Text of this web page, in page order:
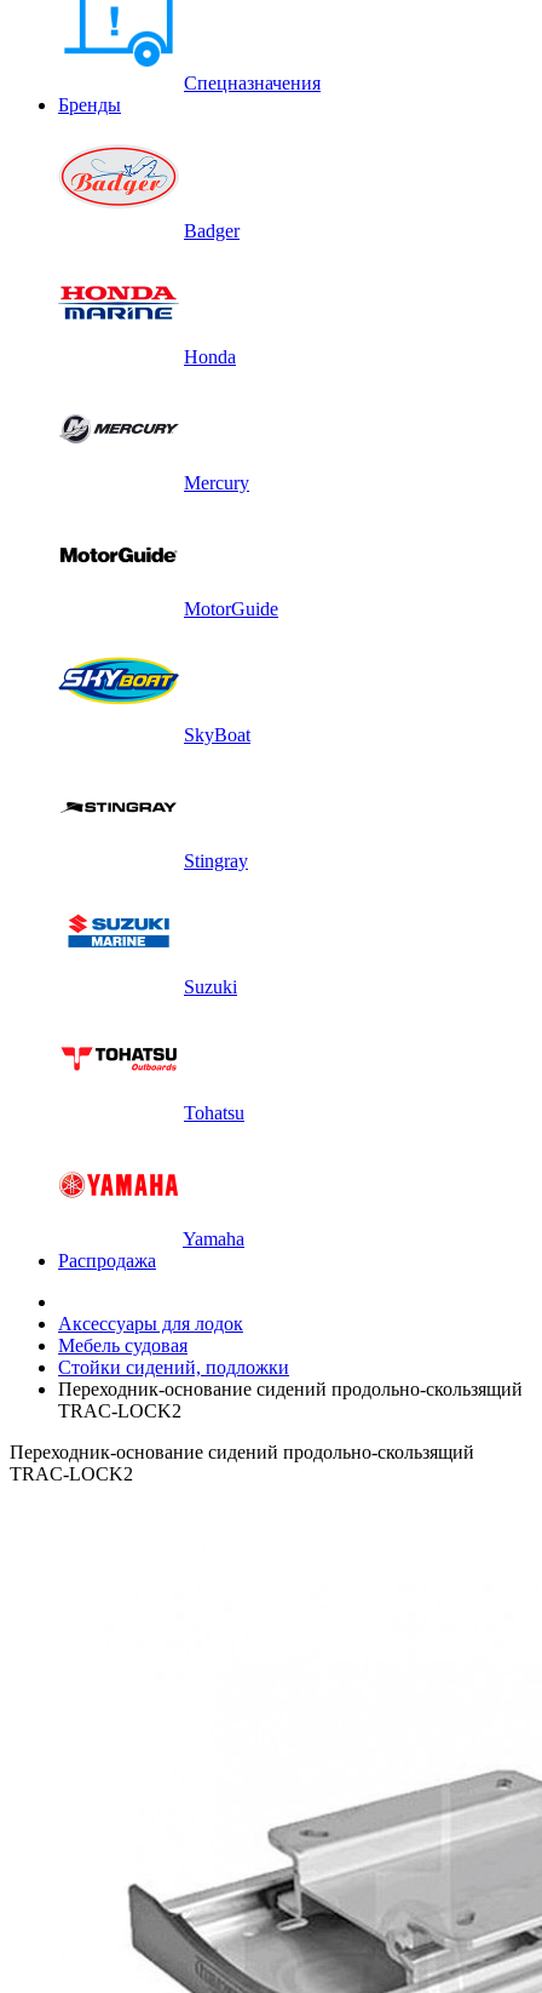
Спецназначения
Бренды
Badger
Honda
Mercury
MotorGuide
SkyBoat
Stingray
Suzuki
Tohatsu
Yamaha
Распродажа
Аксессуары для лодок
Мебель судовая
Стойки сидений, подложки
Переходник-основание сидений продольно-скользящий
TRAC-LOCK2
Переходник-основание сидений продольно-скользящий
TRAC-LOCK2